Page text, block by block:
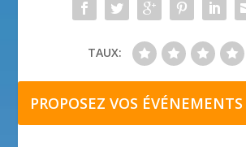
TAUX:
PROPOSEZ VOS ÉVÉNEMENTS